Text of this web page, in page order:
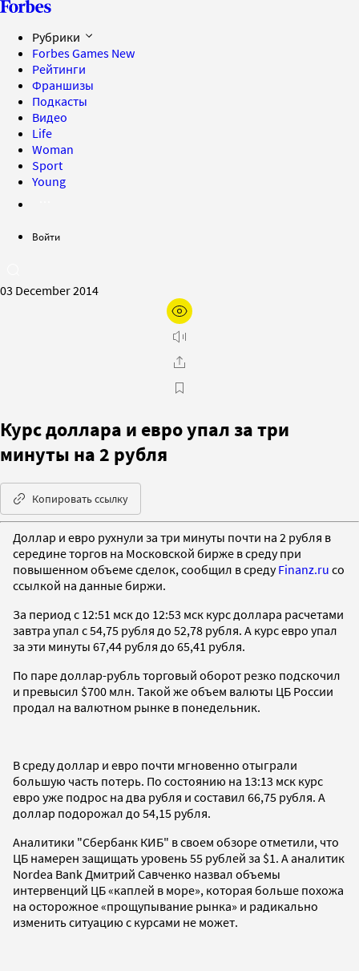
Рубрики
Forbes Games New
Рейтинги
Франшизы
Подкасты
Видео
Life
Woman
Sport
Young
Войти
03 December 2014
Курс доллара и евро упал за три
минуты на 2 рубля
Копировать ссылку
Доллар и евро рухнули за три минуты почти на 2 рубля в
середине торгов на Московской бирже в среду при
повышенном объеме сделок, сообщил в средуFinanz.ru со
ссылкой на данные биржи.
За период с 12:51 мск до 12:53 мск курс доллара расчетами
завтра упал с 54,75 рубля до 52,78 рубля. А курс евро упал
за эти минуты 67,44 рубля до 65,41 рубля.
По паре доллар-рубль торговый оборот резко подскочил
и превысил $700 млн. Такой же объем валюты ЦБ России
продал на валютном рынке в понедельник.
В среду доллар и евро почти мгновенно отыграли
большую часть потерь. По состоянию на 13:13 мск курс
евро уже подрос на два рубля и составил 66,75 рубля. А
доллар подорожал до 54,15 рубля.
Аналитики "Сбербанк КИБ" в своем обзоре отметили, что
ЦБ намерен защищать уровень 55 рублей за $1. А аналитик
Nordea Bank Дмитрий Савченко назвал объемы
интервенций ЦБ «каплей в море», которая больше похожа
на осторожное «прощупывание рынка» и радикально
изменить ситуацию с курсами не может.